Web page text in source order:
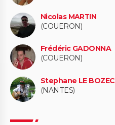
Nicolas MARTIN
(COUERON)
Frédéric GADONNA
(COUERON)
Stephane LE BOZEC
(NANTES)